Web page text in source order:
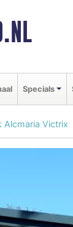
Specials
Alcmaria Victrix